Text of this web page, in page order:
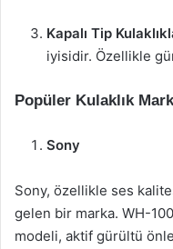
Kapalı Tip
iyisidir. Özellikle
Popüler Kulaklık
Sony
Sony, özellikle ses
gelen bir marka. WH-
modeli, aktif gürültü